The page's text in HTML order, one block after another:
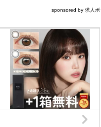
sponsored by 求人ボ